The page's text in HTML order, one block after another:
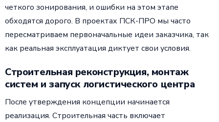
четкого зонирования, и ошибки на этом этапе
обходятся дорого. В проектах ПСК-ПРО мы часто
пересматриваем первоначальные идеи заказчика, так
как реальная эксплуатация диктует свои условия.
Строительная реконструкция, монтаж
систем и запуск логистического центра
После утверждения концепции начинается
реализация. Строительная часть включает